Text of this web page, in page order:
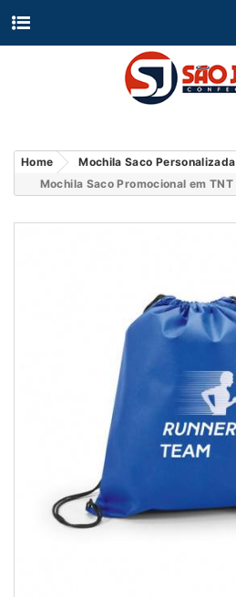
Home
Mochila Saco Personalizada
Mochila Saco Promocional em TNT